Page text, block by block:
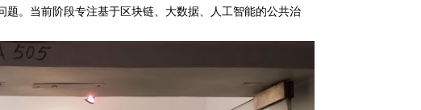
。当前阶段专注基于区块链、大数据、人工智能的公共治